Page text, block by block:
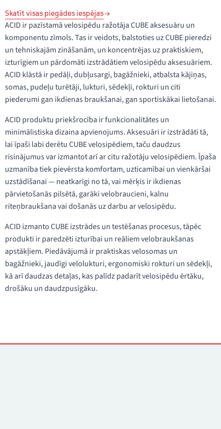
Skatīt visas piegādes iespējas
ACID ir pazīstamā velosipēdu ražotāja CUBE aksesuāru un
komponentu zīmols. Tas ir veidots, balstoties uz CUBE pieredzi
un tehniskajām zināšanām, un koncentrējas uz praktiskiem,
izturīgiem un pārdomāti izstrādātiem velosipēdu aksesuāriem.
ACID klāstā ir pedāļi, dubļusargi, bagāžnieki, atbalsta kājiņas,
somas, pudeļu turētāji, lukturi, sēdekļi, rokturi un citi
piederumi gan ikdienas braukšanai, gan sportiskākai lietošanai.
ACID produktu priekšrocība ir funkcionalitātes un
minimālistiska dizaina apvienojums. Aksesuāri ir izstrādāti tā,
lai īpaši labi derētu CUBE velosipēdiem, taču daudzus
risinājumus var izmantot arī ar citu ražotāju velosipēdiem. Īpaša
uzmanība tiek pievērsta komfortam, uzticamībai un vienkāršai
uzstādīšanai — neatkarīgi no tā, vai mērķis ir ikdienas
pārvietošanās pilsētā, garāki velobraucieni, kalnu
riteņbraukšana vai došanās uz darbu ar velosipēdu.
ACID izmanto CUBE izstrādes un testēšanas procesus, tāpēc
produkti ir paredzēti izturībai un reāliem velobraukšanas
apstākļiem. Piedāvājumā ir praktiskas velosomas un
bagāžnieki, jaudīgi velolukturi, ergonomiski rokturi un sēdekļi,
kā arī daudzas detaļas, kas palīdz padarīt velosipēdu ērtāku,
drošāku un daudzpusīgāku.